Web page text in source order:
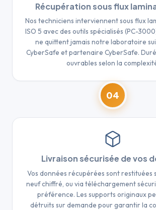
Récupération sous flux
Nos techniciens interviennent sous flux
ISO 5 avec des outils spécialisés (PC-
ne quittent jamais notre laboratoire
CyberSafe et partenaire CyberSafe.
ouvrables selon la
04
Livraison sécurisée de vos
Vos données récupérées sont restituées
neuf chiffré, ou via téléchargement
préférence. Les supports originaux
détruits sur demande pour garantir la